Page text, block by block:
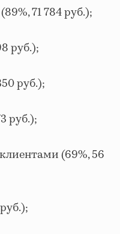
71 784 руб.);
руб.);
руб.);
руб.);
(69%, 56